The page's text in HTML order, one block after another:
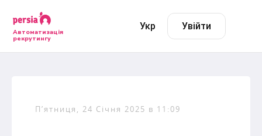
Автоматизація
рекрутингу
Укр Увійти
П’ятниця, 24 Січня 2025 в 11:09